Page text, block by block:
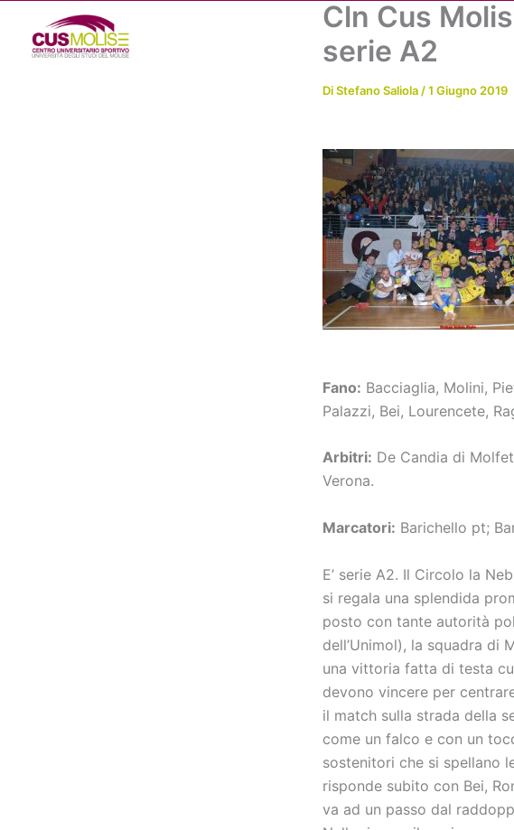
contenuto
Cln Cus
serie A2
DiStefano Saliola /1 Giugno 2019
Fano: Bacciaglia, Molini,
Palazzi, Bei, Lourencete,
Arbitri: De Candia di
Verona.
Marcatori: Barichello pt;
E’ serie A2. Il Circolo la
si regala una splendida
posto con tante autorità
dell’Unimol), la squadra di
una vittoria fatta di testa
devono vincere per
il match sulla strada della
come un falco e con un
sostenitori che si spellano
risponde subito con Bei,
va ad un passo dal